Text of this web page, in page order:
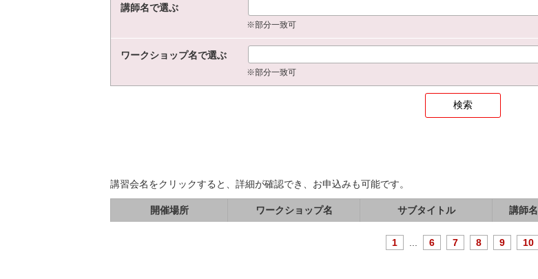
講師名で選ぶ
※部分一致可
ワークショップ名で選ぶ
※部分一致可
講習会名をクリックすると、詳細が確認でき、お申込みも可能です。
開催場所 ワークショップ名 サブタイトル 講師名
1 6 7 8 9 10